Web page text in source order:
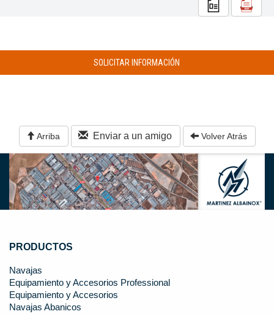
SOLICITAR INFORMACIÓN
Arriba Enviar a un amigo Volver Atrás
PRODUCTOS
Navajas
Equipamiento y Accesorios Professional
Equipamiento y Accesorios
Navajas Abanicos